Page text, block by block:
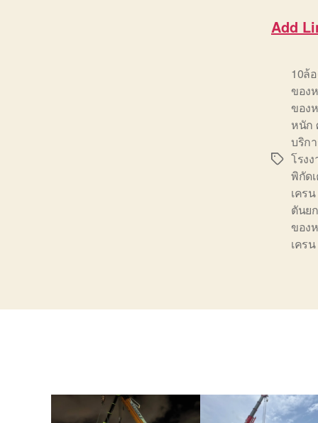
Add
Tags
10ล้
ของ
ของ
หนัก
บริก
โรง
พิกัด
เคร
ตันย
ของ
เคร